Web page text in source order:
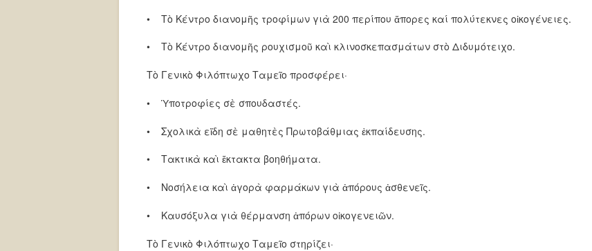
• Τὸ Κέντρο διανομῆς τροφίμων γιὰ 200 περίπου ἄπορες καί πολύτεκνες οἰκογένειες.
• Τὸ Κέντρο διανομῆς ρουχισμοῦ καὶ κλινοσκεπασμάτων στὸ Διδυμότειχο.
Τὸ Γενικὸ Φιλόπτωχο Ταμεῖο προσφέρει·
• Ὑποτροφίες σὲ σπουδαστές.
• Σχολικὰ εἴδη σὲ μαθητὲς Πρωτοβάθμιας ἐκπαίδευσης.
• Τακτικὰ καὶ ἔκτακτα βοηθήματα.
• Νοσήλεια καὶ ἀγορὰ φαρμάκων γιὰ ἀπόρους ἀσθενεῖς.
• Καυσόξυλα γιὰ θέρμανση ἀπόρων οἰκογενειῶν.
Τὸ Γενικὸ Φιλόπτωχο Ταμεῖο στηρίζει·